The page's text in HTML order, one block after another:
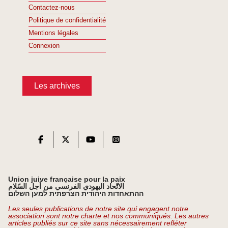
Contactez-nous
Politique de confidentialité
Mentions légales
Connexion
Les archives
Union juive française pour la paix
الاتّحاد اليهودي الفرنسي من أجل السّلام
ההתאחדות היהודית הצרפתית למען השלום
Les seules publications de notre site qui engagent notre
association sont notre charte et nos communiqués. Les autres
articles publiés sur ce site sans nécessairement refléter